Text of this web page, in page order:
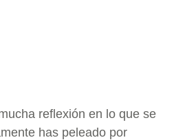
reflexión en lo que se
has peleado por